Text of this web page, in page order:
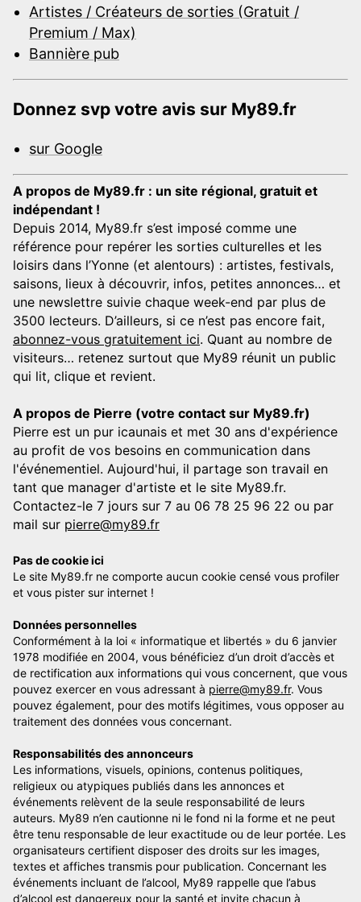
Artistes / Créateurs de sorties (Gratuit /
Premium / Max)
Bannière pub
Donnez svp votre avis sur My89.fr
sur Google
A propos de My89.fr : un site régional, gratuit et
indépendant !
Depuis 2014, My89.fr s’est imposé comme une
référence pour repérer les sorties culturelles et les
loisirs dans l’Yonne (et alentours) : artistes, festivals,
saisons, lieux à découvrir, infos, petites annonces… et
une newslettre suivie chaque week-end par plus de
3500 lecteurs. D’ailleurs, si ce n’est pas encore fait,
abonnez-vous gratuitement ici. Quant au nombre de
visiteurs… retenez surtout que My89 réunit un public
qui lit, clique et revient.
A propos de Pierre (votre contact sur My89.fr)
Pierre est un pur icaunais et met 30 ans d'expérience
au profit de vos besoins en communication dans
l'événementiel. Aujourd'hui, il partage son travail en
tant que manager d'artiste et le site My89.fr.
Contactez-le 7 jours sur 7 au 06 78 25 96 22 ou par
mail sur pierre@my89.fr
Pas de cookie ici
Le site My89.fr ne comporte aucun cookie censé vous profiler
et vous pister sur internet !
Données personnelles
Conformément à la loi « informatique et libertés » du 6 janvier
1978 modifiée en 2004, vous bénéficiez d’un droit d’accès et
de rectification aux informations qui vous concernent, que vous
pouvez exercer en vous adressant à pierre@my89.fr. Vous
pouvez également, pour des motifs légitimes, vous opposer au
traitement des données vous concernant.
Responsabilités des annonceurs
Les informations, visuels, opinions, contenus politiques,
religieux ou atypiques publiés dans les annonces et
événements relèvent de la seule responsabilité de leurs
auteurs. My89 n’en cautionne ni le fond ni la forme et ne peut
être tenu responsable de leur exactitude ou de leur portée. Les
organisateurs certifient disposer des droits sur les images,
textes et affiches transmis pour publication. Concernant les
événements incluant de l’alcool, My89 rappelle que l’abus
d’alcool est dangereux pour la santé et invite chacun à